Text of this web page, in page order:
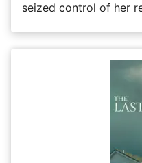
seized control of her